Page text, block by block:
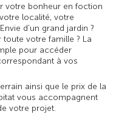
votre bonheur en foction
localité, votre
d'un grand jardin ?
votre famille ? La
pour accéder
à vos
ainsi que le prix de la
vous accompagnent
votre projet.